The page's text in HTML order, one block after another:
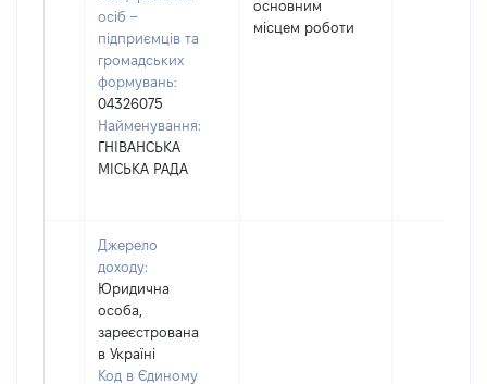
осіб –
підприємців та
громадських
формувань:
04326075
Найменування:
ГНІВАНСЬКА
МІСЬКА РАДА
основним
місцем роботи
Джерело
доходу:
Юридична
особа,
зареєстрована
в Україні
Код в Єдиному